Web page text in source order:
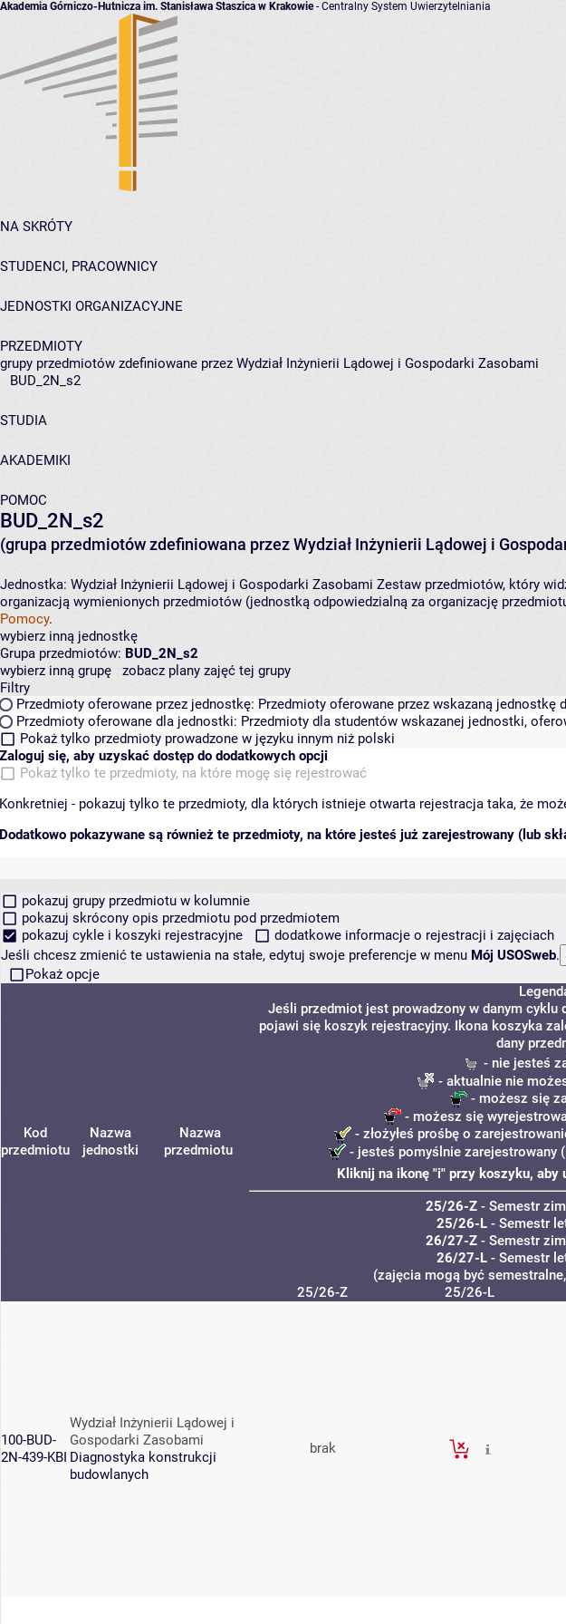
Akademia Górniczo-Hutnicza im. Stanisława Staszica w Krakowie- Centralny System Uwierzytelniania
NA SKRÓTY
STUDENCI, PRACOWNICY
JEDNOSTKI ORGANIZACYJNE
PRZEDMIOTY
grupy przedmiotów zdefiniowane przez Wydział Inżynierii Lądowej i Gospodarki Zasobami
BUD_2N_s2
STUDIA
AKADEMIKI
POMOC
BUD_2N_s2
(grupa przedmiotów zdefiniowana przez Wydział Inżynierii Lądowej i
Jednostka: Wydział Inżynierii Lądowej i Gospodarki Zasobami Zestaw przedmiotów, który
organizacją wymienionych przedmiotów (jednostką odpowiedzialną za organizację
Pomocy.
wybierz inną jednostkę
Grupa przedmiotów: BUD_2N_s2
wybierz inną grupę
zobacz plany zajęć tej grupy
Filtry
Przedmioty oferowane przez jednostkę: Przedmioty oferowane przez wskazaną
Przedmioty oferowane dla jednostki: Przedmioty dla studentów wskazanej jednostki,
Pokaż tylko przedmioty prowadzone w języku innym niż polski
Zaloguj się, aby uzyskać dostęp do dodatkowych opcji
Pokaż tylko te przedmioty, na które mogę się rejestrować
Konkretniej - pokazuj tylko te przedmioty, dla których istnieje otwarta rejestracja taka, że
Dodatkowo pokazywane są również te przedmioty, na które jesteś już zarejestrowany (lub
pokazuj grupy przedmiotu w kolumnie
pokazuj skrócony opis przedmiotu pod przedmiotem
pokazuj cykle i koszyki rejestracyjne
dodatkowe informacje o rejestracji i zajęciach
Jeśli chcesz zmienić te ustawienia na stałe, edytuj swoje preferencje w menu Mój USOSweb.
Pokaż opcje
Kod
przedmiotu
Nazwa
jednostki
Nazwa
przedmiotu
Jeśli przedmiot jest prowadzony w danym
pojawi się koszyk rejestracyjny. Ikona koszyka
dany
- nie jesteś
- aktualnie nie
- możesz się
- możesz się
- złożyłeś prośbę o
- jesteś pomyślnie zarejestrowany
Kliknij na ikonę "i" przy koszyku, aby
25/26-Z- Semestr
25/26-L- Semestr
26/27-Z- Semestr
26/27-L- Semestr
(zajęcia mogą być
25/26-Z 25/26-L
100-BUD-
2N-439-KBI
Wydział Inżynierii Lądowej i
Gospodarki Zasobami
Diagnostyka konstrukcji
budowlanych
brak